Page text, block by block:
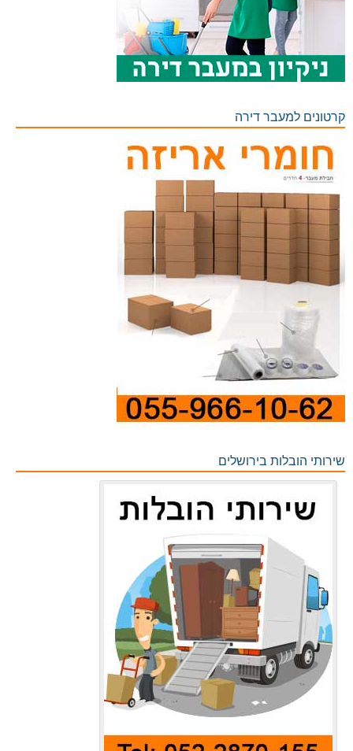
קרטונים למעבר דירה
שירותי הובלות בירושלים